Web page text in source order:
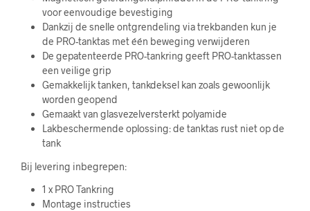
voor eenvoudige bevestiging
Dankzij de snelle ontgrendeling via trekbanden kun je
de PRO-tanktas met één beweging verwijderen
De gepatenteerde PRO-tankring geeft PRO-tanktassen
een veilige grip
Gemakkelijk tanken, tankdeksel kan zoals gewoonlijk
worden geopend
Gemaakt van glasvezelversterkt polyamide
Lakbeschermende oplossing: de tanktas rust niet op de
tank
Bij levering inbegrepen:
1 x PRO Tankring
Montage instructies